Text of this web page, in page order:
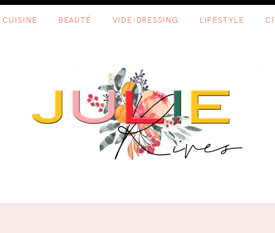
CUISINE BEAUTÉ VIDE-DRESSING LIFESTYLE